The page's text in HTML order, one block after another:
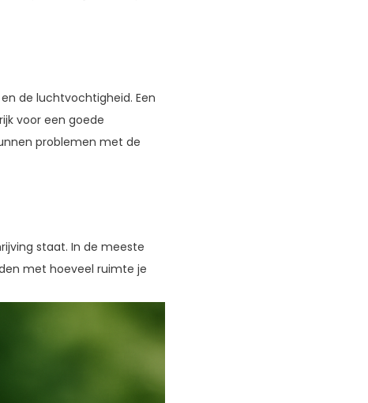
de luchtvochtigheid. Een
voor een goede
problemen met de
staat. In de meeste
met hoeveel ruimte je